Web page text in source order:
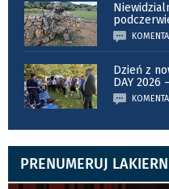
Dzień z
DAY 2026
PRENUMERUJ